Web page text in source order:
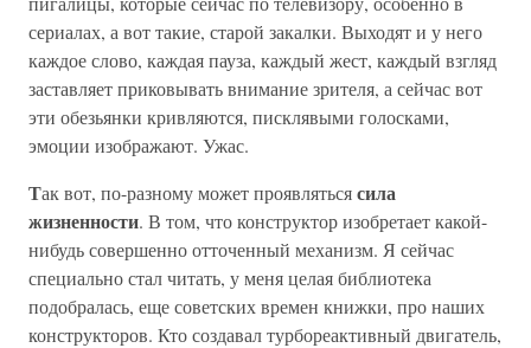
сериалах, а вот такие, старой закалки. Выходят и у него
каждое слово, каждая пауза, каждый жест, каждый взгляд
заставляет приковывать внимание зрителя, а сейчас вот
эти обезьянки кривляются, писклявыми голосками,
эмоции изображают. Ужас.
Так вот, по-разному может проявлятьсясила
жизненности. В том, что конструктор изобретает какой-
нибудь совершенно отточенный механизм. Я сейчас
специально стал читать, у меня целая библиотека
подобралась, еще советских времен книжки, про наших
конструкторов. Кто создавал турбореактивный двигатель,